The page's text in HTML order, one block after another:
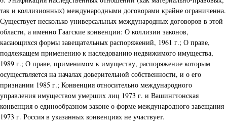
так и коллизионных) международными договорами крайне ограниченна.
Существует несколько универсальных международных договоров в этой
области, а именно Гаагские конвенции: О коллизии законов,
касающихся формы завещательных распоряжений, 1961 г.; О праве,
подлежащем применению к наследованию недвижимого имущества,
1989 г.; О праве, применимом к имуществу, распоряжение которым
осуществляется на началах доверительной собственности, и о его
признании 1985 г.; Конвенция относительно международного
управления имуществом умерших лиц 1973 г. и Вашингтонская
конвенция о единообразном законе о форме международного завещания
1973 г. Россия в указанных конвенциях не участвует.